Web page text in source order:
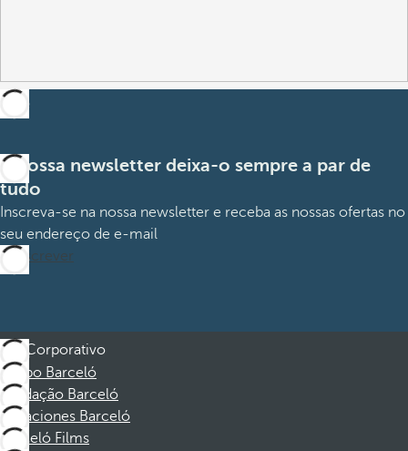
A nossa newsletter deixa-o sempre a par de
tudo
Inscreva-se na nossa newsletter e receba as nossas ofertas no
seu endereço de e-mail
Subscrever
Corporativo
Grupo Barceló
Fundação Barceló
Vacaciones Barceló
Barceló Films